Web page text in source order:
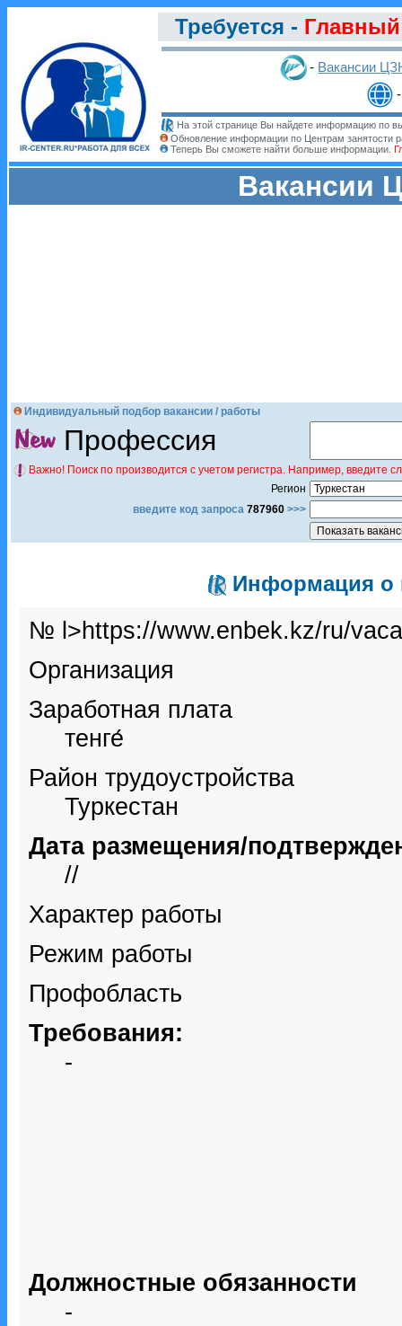
Требуется - Главный
- Вакансии
На этой странице Вы найдете информацию по
Обновление информации по Центрам занятости
Теперь Вы сможете найти больше информации.
Вакансии
Индивидуальный подбор вакансии / работы
Профессия
Важно! Поиск по производится с учетом регистра. Например,
Регион
введите код запроса 787960 >>>
Информация о
№ l>https://www.enbek.kz/ru/
Организация
Заработная плата
тенге́
Район трудоустройства
Туркестан
Дата размещения/
//
Характер работы
Режим работы
Профобласть
Требования:
-
Должностные обязанности
-